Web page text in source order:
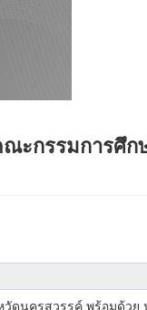
ะกรรมการศึก
ดนครสวรรค์ พร้อมด้วย